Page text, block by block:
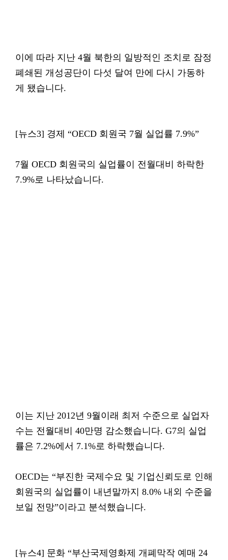
이에 따라 지난 4월 북한의 일방적인 조치로 잠정
폐쇄된 개성공단이 다섯 달여 만에 다시 가동하
게 됐습니다.
[뉴스3] 경제 “OECD 회원국 7월 실업률 7.9%”
7월 OECD 회원국의 실업률이 전월대비 하락한
7.9%로 나타났습니다.
이는 지난 2012년 9월이래 최저 수준으로 실업자
수는 전월대비 40만명 감소했습니다. G7의 실업
률은 7.2%에서 7.1%로 하락했습니다.
OECD는 “부진한 국제수요 및 기업신뢰도로 인해
회원국의 실업률이 내년말까지 8.0% 내외 수준을
보일 전망”이라고 분석했습니다.
[뉴스4] 문화 “부산국제영화제 개폐막작 예매 24